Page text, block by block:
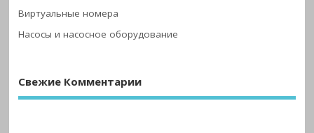
Виртуальные номера
Насосы и насосное оборудование
Свежие Комментарии